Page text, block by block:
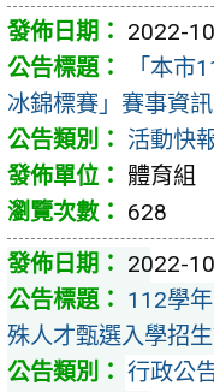
2022-
「本市
冰錦標賽」賽事資訊
活動快
體育組
628
2022-
112學
殊人才甄選入學招
行政公